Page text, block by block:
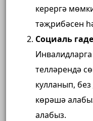
керергә
тәҗрибәсен
Социаль
телләрендә
кулланып,
көрәшә
алабыз.